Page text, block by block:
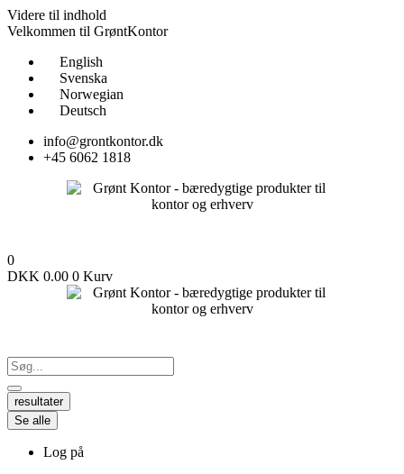
Videre til indhold
Velkommen til GrøntKontor
English
Svenska
Norwegian
Deutsch
info@grontkontor.dk
+45 6062 1818
0
DKK 0.00 0 Kurv
resultater
Se alle
Log på